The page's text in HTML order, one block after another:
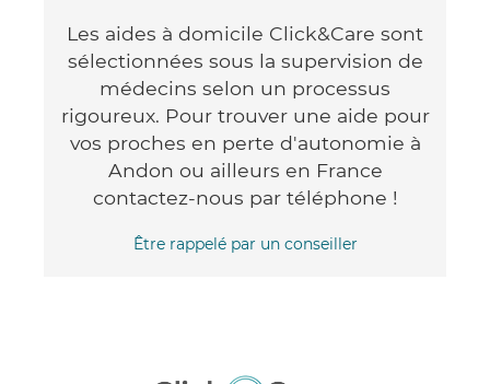
Les aides à domicile Click&Care sont
sélectionnées sous la supervision de
médecins selon un processus
rigoureux. Pour trouver une aide pour
vos proches en perte d'autonomie à
Andon ou ailleurs en France
contactez-nous par téléphone !
Être rappelé par un conseiller